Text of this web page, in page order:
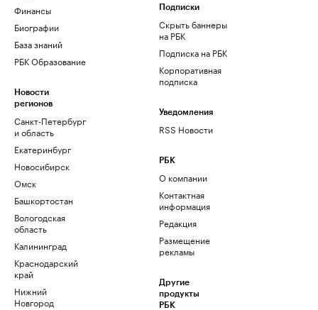
Финансы
Биографии
База знаний
РБК Образование
Новости
регионов
Санкт-Петербург
и область
Екатеринбург
Новосибирск
Омск
Башкортостан
Вологодская
область
Калининград
Краснодарский
край
Нижний
Новгород
Подписки
Скрыть баннеры
на РБК
Подписка на РБК
Корпоративная
подписка
Уведомления
RSS Новости
РБК
О компании
Контактная
информация
Редакция
Размещение
рекламы
Другие
продукты
РБК